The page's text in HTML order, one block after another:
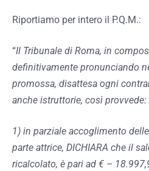
Riportiamo per intero il P.Q.M.:
“Il Tribunale di Roma, in
definitivamente pronunciando
promossa, disattesa ogni
anche istruttorie, così provvede:
1) in parziale accoglimento
parte attrice, DICHIARA che il
ricalcolato, è pari ad € –